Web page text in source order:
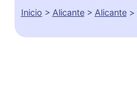
Inicio > Alicante> Alicante>